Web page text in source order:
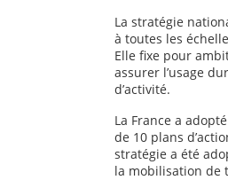
La stratégie
à toutes les
Elle fixe pour
assurer l’usage
d’activité.
La France a
de 10 plans
stratégie a été
la mobilisation de